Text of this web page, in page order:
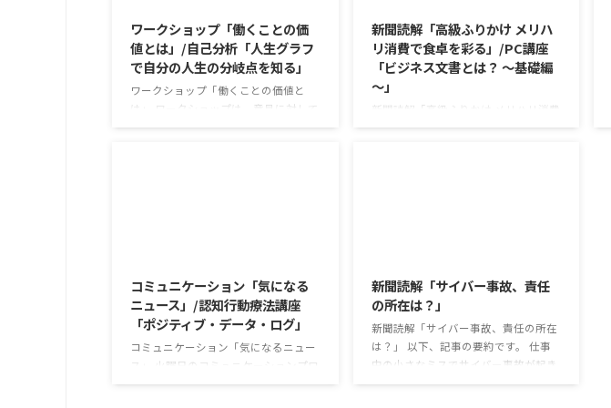
ワークショップ「働くことの価
値とは」/自己分析「人生グラフ
で自分の人生の分岐点を知る」
ワークショップ「働くことの価値と
は」 ワークショップは、意見に対して
ますよ。 今回のテーマは「働くことの
価値とは」です。 働くことの価値とは
なんなのでしょうか。 もちろん、お金
を稼ぐことも重要な働くこと ...
新聞読解「高級ふりかけ メリハ
リ消費で食卓を彩る」/PC講座
「ビジネス文書とは？ ～基礎編
～」
新聞読解「高級ふりかけ メリハリ消費
りかけと変わらず栄養も取れるのでは
ふりかけのように小さな喜びを得て、
精神的なケアをすることも重要 支出を
減らすも ...
コミュニケーション「気になる
ニュース」/認知行動療法講座
「ポジティブ・データ・ログ」
コミュニケーション「気になるニュー
ス」 火曜日のコミュニケーションプロ
新聞読解「サイバー事故、責任
の所在は？」
新聞読解「サイバー事故、責任の所在
は？」 以下、記事の要約です。 仕事
中の小さなミスでサイバー事故が起き